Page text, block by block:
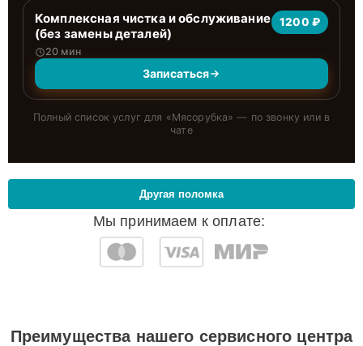
Комплексная чистка и обслуживание
(без замены деталей)
20 мин
1200 ₽
Записаться
Полный список услуг для «Мясорубка» — по звонку или в
чате
Мы принимаем к оплате:
Другая поломка
Преимущества нашего сервисного центра